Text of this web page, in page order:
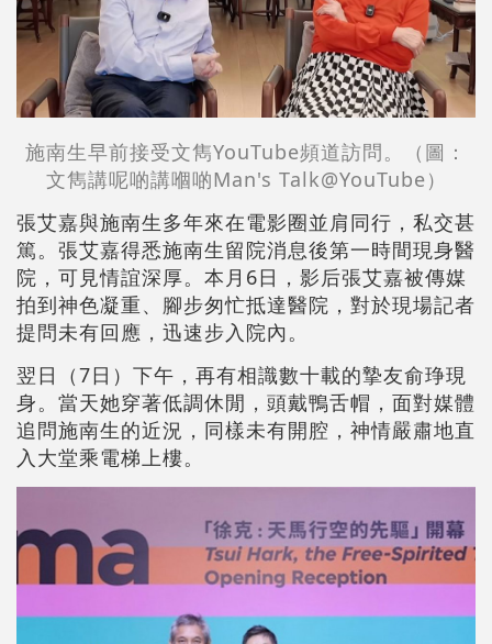
施南生早前接受文雋YouTube頻道訪問。（圖：
文雋講呢啲講嗰啲Man's Talk@YouTube）
張艾嘉與施南生多年來在電影圈並肩同行，私交甚
篤。張艾嘉得悉施南生留院消息後第一時間現身醫
院，可見情誼深厚。本月6日，影后張艾嘉被傳媒
拍到神色凝重、腳步匆忙抵達醫院，對於現場記者
提問未有回應，迅速步入院內。
翌日（7日）下午，再有相識數十載的摯友俞琤現
身。當天她穿著低調休閒，頭戴鴨舌帽，面對媒體
追問施南生的近況，同樣未有開腔，神情嚴肅地直
入大堂乘電梯上樓。